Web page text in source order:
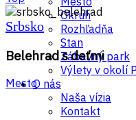
Okruh
Rozhľadňa
Stan
Zábavný park
Výlety v okolí
O nás
Naša vízia
Kontakt
Srbsko
Belehrad s deťmi
Mesto